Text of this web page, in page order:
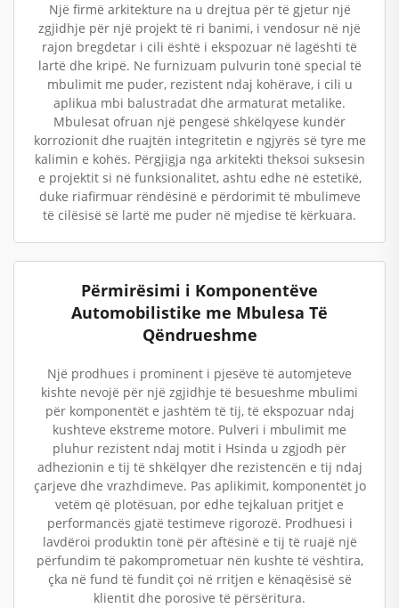
Një firmë arkitekture na u drejtua për të gjetur një
zgjidhje për një projekt të ri banimi, i vendosur në një
rajon bregdetar i cili është i ekspozuar në lagështi të
lartë dhe kripë. Ne furnizuam pulvurin tonë special të
mbulimit me puder, rezistent ndaj kohërave, i cili u
aplikua mbi balustradat dhe armaturat metalike.
Mbulesat ofruan një pengesë shkëlqyese kundër
korrozionit dhe ruajtën integritetin e ngjyrës së tyre me
kalimin e kohës. Përgjigja nga arkitekti theksoi suksesin
e projektit si në funksionalitet, ashtu edhe në estetikë,
duke riafirmuar rëndësinë e përdorimit të mbulimeve
të cilësisë së lartë me puder në mjedise të kërkuara.
Përmirësimi i Komponentëve
Automobilistike me Mbulesa Të
Qëndrueshme
Një prodhues i prominent i pjesëve të automjeteve
kishte nevojë për një zgjidhje të besueshme mbulimi
për komponentët e jashtëm të tij, të ekspozuar ndaj
kushteve ekstreme motore. Pulveri i mbulimit me
pluhur rezistent ndaj motit i Hsinda u zgjodh për
adhezionin e tij të shkëlqyer dhe rezistencën e tij ndaj
çarjeve dhe vrazhdimeve. Pas aplikimit, komponentët jo
vetëm që plotësuan, por edhe tejkaluan pritjet e
performancës gjatë testimeve rigorozë. Prodhuesi i
lavdëroi produktin tonë për aftësinë e tij të ruajë një
përfundim të pakomprometuar nën kushte të vështira,
çka në fund të fundit çoi në rritjen e kënaqësisë së
klientit dhe porosive të përsëritura.